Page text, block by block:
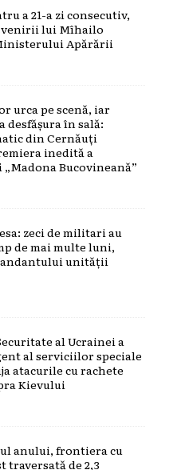
a 21-a zi consecutiv,
lui Mîhailo
Apărării
urca pe scenă, iar
desfășura în sală:
din Cernăuți
inedită a
Bucovineană”
zeci de militari au
de mai multe luni,
unității
al Ucrainei a
al serviciilor speciale
atacurile cu rachete
Kievului
anului, frontiera cu
traversată de 2,3